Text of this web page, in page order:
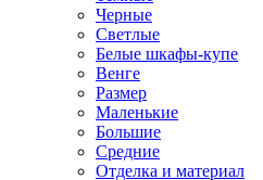
Черные
Светлые
Белые шкафы-купе
Венге
Размер
Маленькие
Большие
Средние
Отделка и материал